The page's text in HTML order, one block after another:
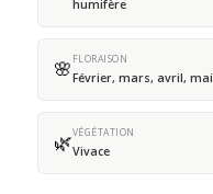
humifère
🌸 FLORAISON
Février, mars, avril, mai
🌿VÉGÉTATION
Vivace